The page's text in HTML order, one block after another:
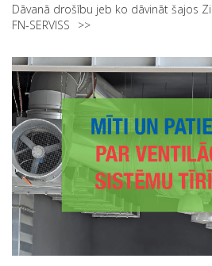
Dāvanā drošību jeb ko dāvināt šajos
FN-SERVISS